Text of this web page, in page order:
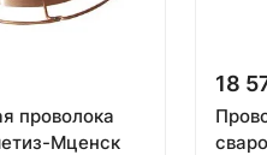
проволока
Мценск
18